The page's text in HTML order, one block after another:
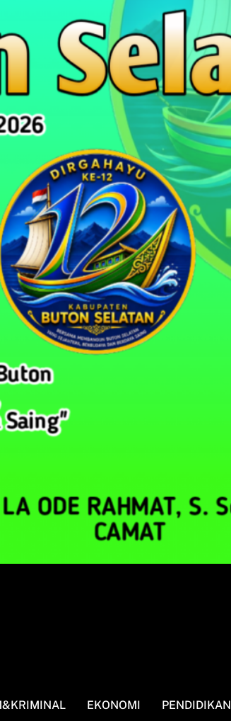
EKONOMI PENDIDIKAN